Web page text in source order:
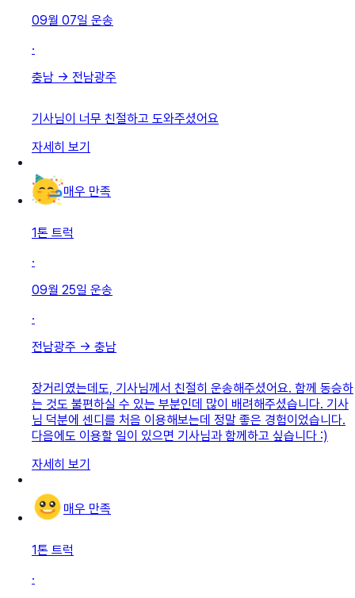
09월 07일 운송
·
충남 → 전남광주
기사님이 너무 친절하고 도와주셨어요
자세히 보기
매우 만족
1톤 트럭
·
09월 25일 운송
·
전남광주 → 충남
장거리였는데도, 기사님께서 친절히 운송해주셨어요. 함께 동승하
는 것도 불편하실 수 있는 부분인데 많이 배려해주셨습니다. 기사
님 덕분에 센디를 처음 이용해보는데 정말 좋은 경험이었습니다.
다음에도 이용할 일이 있으면 기사님과 함께하고 싶습니다 :)
자세히 보기
매우 만족
1톤 트럭
·